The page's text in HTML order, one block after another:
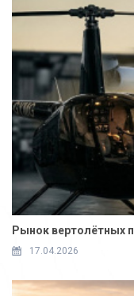
Рынок вертолётных
17.04.2026